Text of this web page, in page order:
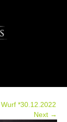
Wurf *30.12.2022
Next →